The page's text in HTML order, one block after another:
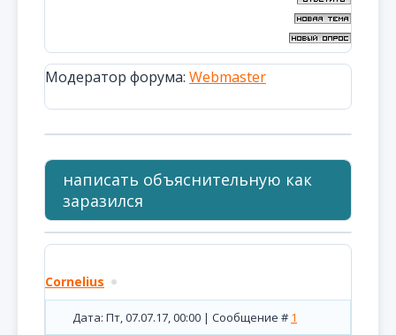
Модератор форума: Webmaster
написать объяснительную как
заразился
Cornelius
Дата: Пт, 07.07.17, 00:00 | Сообщение # 1